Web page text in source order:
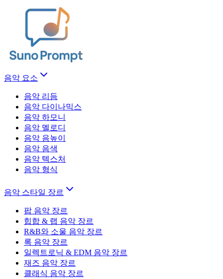
음악 요소
음악 리듬
음악 다이나믹스
음악 하모니
음악 멜로디
음악 음높이
음악 음색
음악 텍스처
음악 형식
음악 스타일 장르
팝 음악 장르
힙합 & 랩 음악 장르
R&B와 소울 음악 장르
록 음악 장르
일렉트로닉 & EDM 음악 장르
재즈 음악 장르
클래식 음악 장르